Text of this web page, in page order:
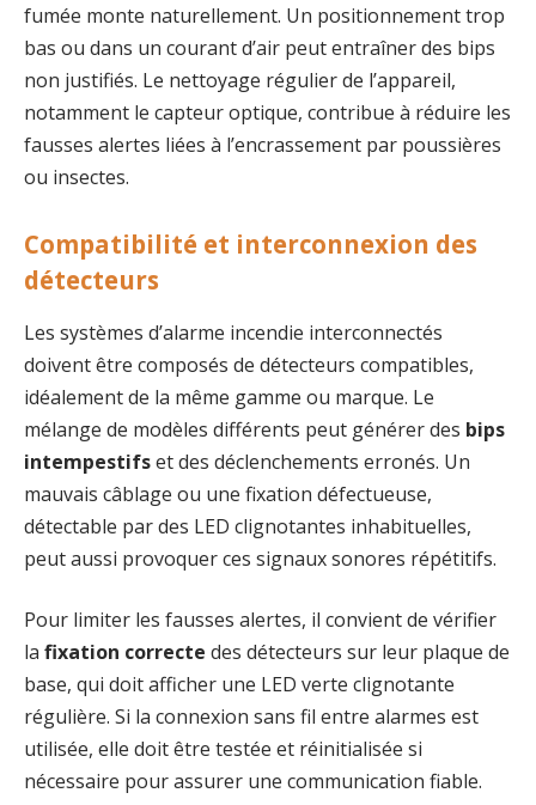
fumée monte naturellement. Un positionnement trop
bas ou dans un courant d’air peut entraîner des bips
non justifiés. Le nettoyage régulier de l’appareil,
notamment le capteur optique, contribue à réduire les
fausses alertes liées à l’encrassement par poussières
ou insectes.
Compatibilité et interconnexion des
détecteurs
Les systèmes d’alarme incendie interconnectés
doivent être composés de détecteurs compatibles,
idéalement de la même gamme ou marque. Le
mélange de modèles différents peut générer des bips
intempestifset des déclenchements erronés. Un
mauvais câblage ou une fixation défectueuse,
détectable par des LED clignotantes inhabituelles,
peut aussi provoquer ces signaux sonores répétitifs.
Pour limiter les fausses alertes, il convient de vérifier
la fixation correcte des détecteurs sur leur plaque de
base, qui doit afficher une LED verte clignotante
régulière. Si la connexion sans fil entre alarmes est
utilisée, elle doit être testée et réinitialisée si
nécessaire pour assurer une communication fiable.